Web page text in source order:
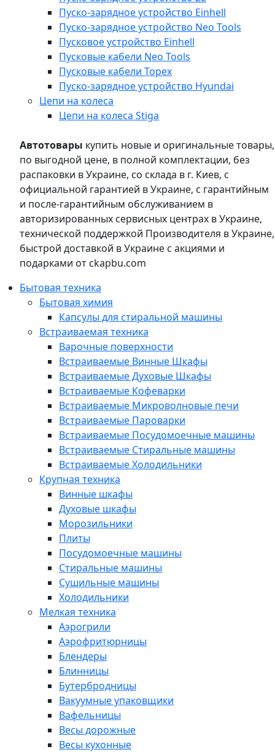
Пуско-зарядное устройство Einhell
Пуско-зарядное устройство Neo Tools
Пусковое устройство Einhell
Пусковые кабели Neo Tools
Пусковые кабели Topex
Пуско-зарядное устройство Hyundai
Цепи на колеса
Цепи на колеса Stiga
Автотовары купить новые и оригинальные товары,
по выгодной цене, в полной комплектации, без
распаковки в Украине, со склада в г. Киев, с
официальной гарантией в Украине, с гарантийным
и после-гарантийным обслуживанием в
авторизированных сервисных центрах в Украине,
технической поддержкой Производителя в Украине,
быстрой доставкой в Украине с акциями и
подарками от ckapbu.com
Бытовая техника
Бытовая химия
Капсулы для стиральной машины
Встраиваемая техника
Варочные поверхности
Встраиваемые Винные Шкафы
Встраиваемые Духовые Шкафы
Встраиваемые Кофеварки
Встраиваемые Микроволновые печи
Встраиваемые Пароварки
Встраиваемые Посудомоечные машины
Встраиваемые Стиральные машины
Встраиваемые Холодильники
Крупная техника
Винные шкафы
Духовые шкафы
Морозильники
Плиты
Посудомоечные машины
Стиральные машины
Сушильные машины
Холодильники
Мелкая техника
Аэрогрили
Аэрофритюрницы
Блендеры
Блинницы
Бутербродницы
Вакуумные упаковщики
Вафельницы
Весы дорожные
Весы кухонные